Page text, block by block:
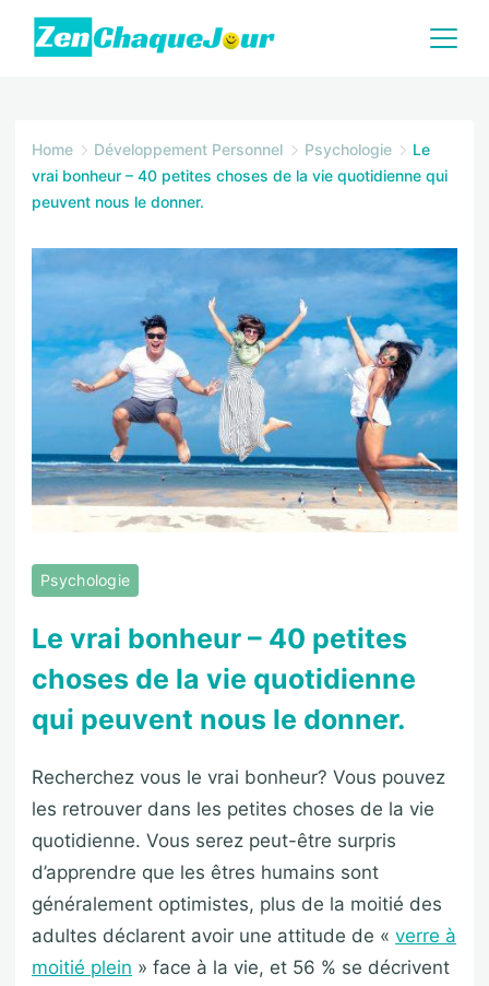
Skip
Home Développement Personnel Psychologie
Le
vrai bonheur – 40 petites choses de la vie quotidienne qui
peuvent nous le donner.
Psychologie
Le vrai bonheur – 40 petites
choses de la vie quotidienne
qui peuvent nous le donner.
Recherchez vous le vrai bonheur? Vous pouvez
les retrouver dans les petites choses de la vie
quotidienne. Vous serez peut-être surpris
d’apprendre que les êtres humains sont
généralement optimistes, plus de la moitié des
adultes déclarent avoir une attitude de « verre à
moitié plein » face à la vie, et 56 % se décrivent